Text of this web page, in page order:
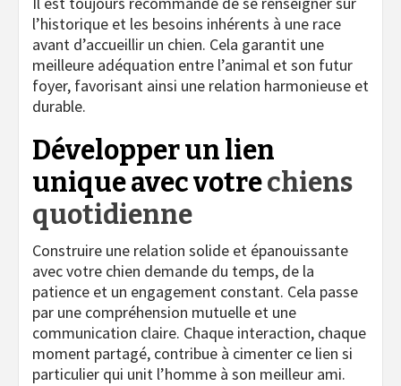
l’historique et les besoins inhérents à une race
avant d’accueillir un chien. Cela garantit une
meilleure adéquation entre l’animal et son futur
foyer, favorisant ainsi une relation harmonieuse et
durable.
Développer un lien
unique avec votrechiens
quotidienne
Construire une relation solide et épanouissante
avec votre chien demande du temps, de la
patience et un engagement constant. Cela passe
par une compréhension mutuelle et une
communication claire. Chaque interaction, chaque
moment partagé, contribue à cimenter ce lien si
particulier qui unit l’homme à son meilleur ami.